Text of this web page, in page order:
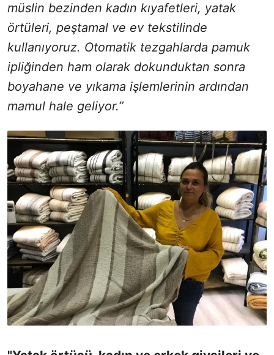
müslin bezinden kadın kıyafetleri, yatak
örtüleri, peştamal ve ev tekstilinde
kullanıyoruz. Otomatik tezgahlarda pamuk
ipliğinden ham olarak dokunduktan sonra
boyahane ve yıkama işlemlerinin ardından
mamul hale geliyor.”